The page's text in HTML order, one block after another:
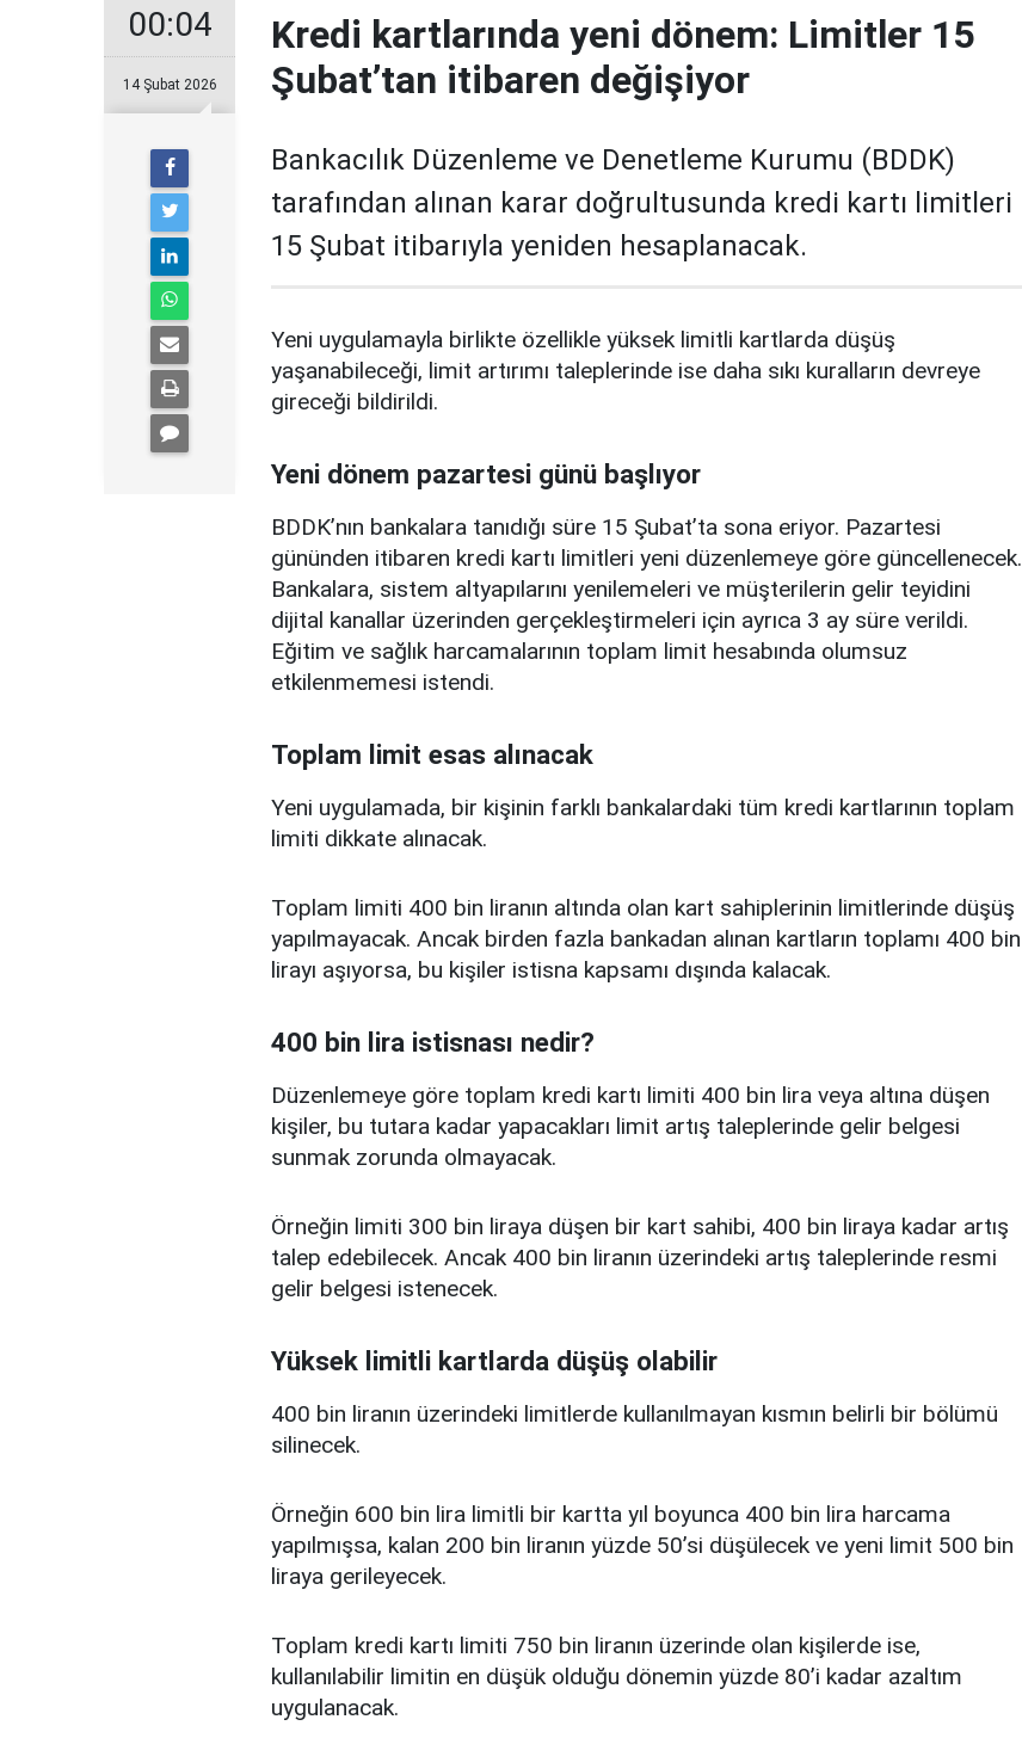
00:04
14 Şubat 2026
Kredi kartlarında yeni dönem: Limitler 15
Şubat’tan itibaren değişiyor
Bankacılık Düzenleme ve Denetleme Kurumu (BDDK)
tarafından alınan karar doğrultusunda kredi kartı limitleri
15 Şubat itibarıyla yeniden hesaplanacak.
Yeni uygulamayla birlikte özellikle yüksek limitli kartlarda düşüş
yaşanabileceği, limit artırımı taleplerinde ise daha sıkı kuralların devreye
gireceği bildirildi.
Yeni dönem pazartesi günü başlıyor
BDDK’nın bankalara tanıdığı süre 15 Şubat’ta sona eriyor. Pazartesi
gününden itibaren kredi kartı limitleri yeni düzenlemeye göre güncellenecek.
Bankalara, sistem altyapılarını yenilemeleri ve müşterilerin gelir teyidini
dijital kanallar üzerinden gerçekleştirmeleri için ayrıca 3 ay süre verildi.
Eğitim ve sağlık harcamalarının toplam limit hesabında olumsuz
etkilenmemesi istendi.
Toplam limit esas alınacak
Yeni uygulamada, bir kişinin farklı bankalardaki tüm kredi kartlarının toplam
limiti dikkate alınacak.
Toplam limiti 400 bin liranın altında olan kart sahiplerinin limitlerinde düşüş
yapılmayacak. Ancak birden fazla bankadan alınan kartların toplamı 400 bin
lirayı aşıyorsa, bu kişiler istisna kapsamı dışında kalacak.
400 bin lira istisnası nedir?
Düzenlemeye göre toplam kredi kartı limiti 400 bin lira veya altına düşen
kişiler, bu tutara kadar yapacakları limit artış taleplerinde gelir belgesi
sunmak zorunda olmayacak.
Örneğin limiti 300 bin liraya düşen bir kart sahibi, 400 bin liraya kadar artış
talep edebilecek. Ancak 400 bin liranın üzerindeki artış taleplerinde resmi
gelir belgesi istenecek.
Yüksek limitli kartlarda düşüş olabilir
400 bin liranın üzerindeki limitlerde kullanılmayan kısmın belirli bir bölümü
silinecek.
Örneğin 600 bin lira limitli bir kartta yıl boyunca 400 bin lira harcama
yapılmışsa, kalan 200 bin liranın yüzde 50’si düşülecek ve yeni limit 500 bin
liraya gerileyecek.
Toplam kredi kartı limiti 750 bin liranın üzerinde olan kişilerde ise,
kullanılabilir limitin en düşük olduğu dönemin yüzde 80’i kadar azaltım
uygulanacak.